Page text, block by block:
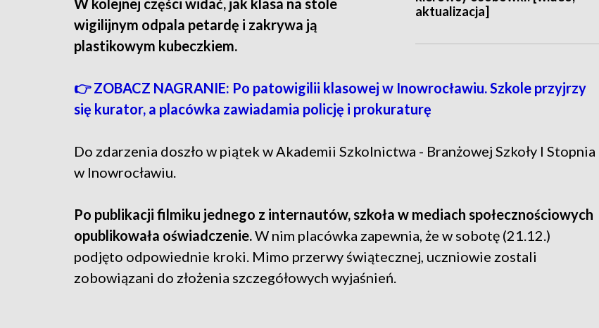
aktualizacja]
W kolejnej części widać, jak klasa na stole
wigilijnym odpala petardę i zakrywa ją
plastikowym kubeczkiem.
👉 ZOBACZ NAGRANIE: Po patowigilii klasowej w Inowrocławiu. Szkole przyjrzy
się kurator, a placówka zawiadamia policję i prokuraturę
Do zdarzenia doszło w piątek w Akademii Szkolnictwa - Branżowej Szkoły I Stopnia
w Inowrocławiu.
Po publikacji filmiku jednego z internautów, szkoła w mediach społecznościowych
opublikowała oświadczenie.W nim placówka zapewnia, że w sobotę (21.12.)
podjęto odpowiednie kroki. Mimo przerwy świątecznej, uczniowie zostali
zobowiązani do złożenia szczegółowych wyjaśnień.